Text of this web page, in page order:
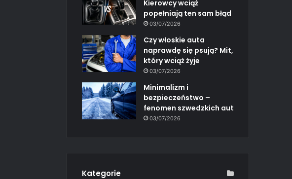
Kierowcy wciąż
popełniają ten sam błąd
03/07/2026
Czy włoskie auta
naprawdę się psują? Mit,
który wciąż żyje
03/07/2026
Minimalizm i
bezpieczeństwo –
fenomen szwedzkich aut
03/07/2026
Kategorie